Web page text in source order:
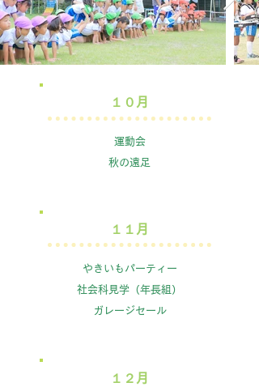
​１０月
運動会
秋の遠足
１１月
やきいもパーティー
社会科見学（年長組）
​ガレージセール
１２月